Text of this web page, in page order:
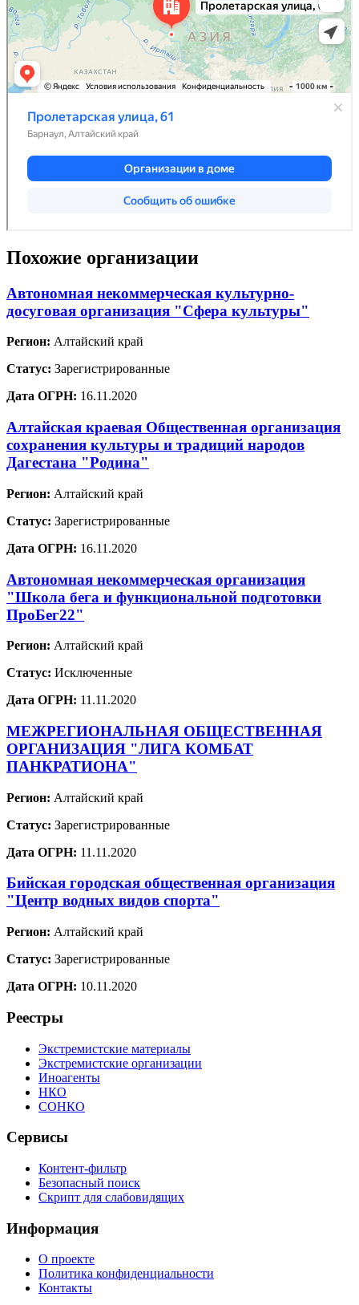
Похожие организации
Автономная некоммерческая культурно-
досуговая организация "Сфера культуры"
Регион: Алтайский край
Статус: Зарегистрированные
Дата ОГРН: 16.11.2020
Алтайская краевая Общественная организация
сохранения культуры и традиций народов
Дагестана "Родина"
Регион: Алтайский край
Статус: Зарегистрированные
Дата ОГРН: 16.11.2020
Автономная некоммерческая организация
"Школа бега и функциональной подготовки
ПроБег22"
Регион: Алтайский край
Статус: Исключенные
Дата ОГРН: 11.11.2020
МЕЖРЕГИОНАЛЬНАЯ ОБЩЕСТВЕННАЯ
ОРГАНИЗАЦИЯ "ЛИГА КОМБАТ
ПАНКРАТИОНА"
Регион: Алтайский край
Статус: Зарегистрированные
Дата ОГРН: 11.11.2020
Бийская городская общественная организация
"Центр водных видов спорта"
Регион: Алтайский край
Статус: Зарегистрированные
Дата ОГРН: 10.11.2020
Реестры
Экстремистские материалы
Экстремистские организации
Иноагенты
НКО
СОНКО
Сервисы
Контент-фильтр
Безопасный поиск
Скрипт для слабовидящих
Информация
О проекте
Политика конфиденциальности
Контакты